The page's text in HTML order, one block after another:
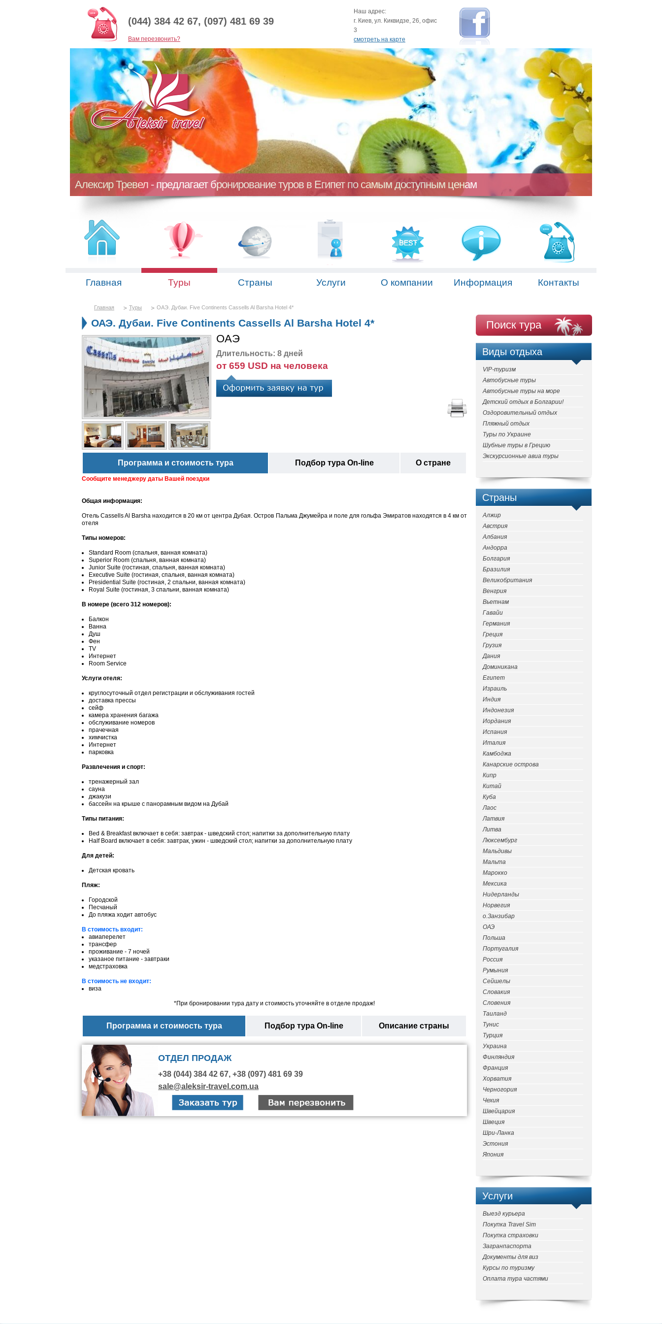
(044) 384 42 67, (097) 481 69 39
Baм перезвонить?
Наш адрес:
г. Киев, ул. Киквидзе, 26, офис
3
смотреть на карте
Алексир Тревел - предлагает бронирование туров в Египет по самым доступным ценам
Главная Туры Страны Услуги О компании Информация Контакты
Главная Туры ОАЭ. Дубаи. Five Continents Cassells Al Barsha Hotel 4*
ОАЭ. Дубаи. Five Continents Cassells Al Barsha Hotel 4*
ОАЭ
Длительность: 8 дней
от 659 USD на человека
Программа и стоимость тура Подбор тура On-line О стране
Сообщите менеджеру даты Вашей поездки
Общая информация:
Отель Cassells Al Barsha находится в 20 км от центра Дубая. Остров Пальма Джумейра и поле для гольфа Эмиратов находятся в 4 км от
отеля
Типы номеров:
Standard Room (спальня, ванная комната)
Superior Room (спальня, ванная комната)
Junior Suite (гостиная, спальня, ванная комната)
Executive Suite (гостиная, спальня, ванная комната)
Presidential Suite (гостиная, 2 спальни, ванная комната)
Royal Suite (гостиная, 3 спальни, ванная комната)
В номере (всего 312 номеров):
Балкон
Ванна
Душ
Фен
TV
Интернет
Room Service
Услуги отеля:
круглосуточный отдел регистрации и обслуживания гостей
доставка прессы
сейф
камера хранения багажа
обслуживание номеров
прачечная
химчистка
Интернет
парковка
Развлечения и спорт:
тренажерный зал
сауна
джакузи
бассейн на крыше с панорамным видом на Дубай
Типы питания:
Bed & Breakfast включает в себя: завтрак - шведский стол; напитки за дополнительную плату
Half Board включает в себя: завтрак, ужин - шведский стол; напитки за дополнительную плату
Для детей:
Детская кровать
Пляж:
Городской
Песчаный
До пляжа ходит автобус
В стоимость входит:
авиаперелет
трансфер
проживание - 7 ночей
указаное питание - завтраки
медстраховка
В стоимость не входит:
виза
*При бронировании тура дату и стоимость уточняйте в отделе продаж!
Программа и стоимость тура Подбор тура On-line Описание страны
ОТДЕЛ ПРОДАЖ
+38 (044) 384 42 67, +38 (097) 481 69 39
sale@aleksir-travel.com.ua
Поиск тура
Виды отдыха
VIP-туризм
Автобусные туры
Автобусные туры на море
Детский отдых в Болгарии!
Оздоровительный отдых
Пляжный отдых
Туры по Украине
Шубные туры в Грецию
Экскурсионные авиа туры
Страны
Алжир
Австрия
Албания
Андорра
Болгария
Бразилия
Великобритания
Венгрия
Вьетнам
Гавайи
Германия
Греция
Грузия
Дания
Доминикана
Египет
Израиль
Индия
Индонезия
Иордания
Испания
Италия
Камбоджа
Канарские острова
Кипр
Китай
Куба
Лаос
Латвия
Литва
Люксембург
Мальдивы
Мальта
Марокко
Мексика
Нидерланды
Норвегия
о.Занзибар
ОАЭ
Польша
Португалия
Россия
Румыния
Сейшелы
Словакия
Словения
Таиланд
Тунис
Турция
Украина
Финляндия
Франция
Хорватия
Черногория
Чехия
Швейцария
Швеция
Шри-Ланка
Эстония
Япония
Услуги
Выезд курьера
Покупка Travel Sim
Покупка страховки
Загранпаспорта
Документы для виз
Курсы по туризму
Оплата тура частями